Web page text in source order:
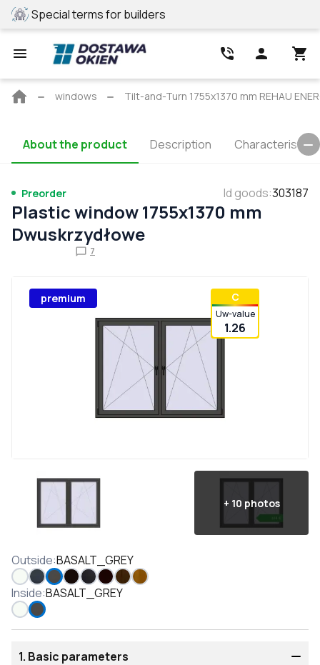
Special terms for builders
Main
windows Tilt-and-Turn 1755x1370 mm REHAU
About the product Description Characteristics
Preorder Id goods:303187
Plastic window 1755x1370 mm
Dwuskrzydłowe
7
premium С
Uw-value
1.26
+ 10 photos
Outside:BASALT_GREY
Inside:BASALT_GREY
1. Basic parameters